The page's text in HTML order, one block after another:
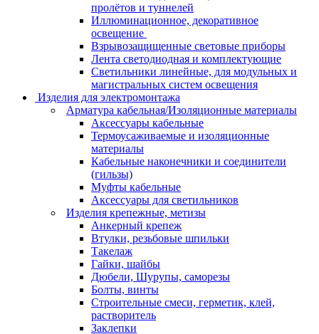
пролётов и туннелей
Иллюминационное, декоративное
освещение
Взрывозащищенные световые приборы
Лента светодиодная и комплектующие
Светильники линейные, для модульных и
магистральных систем освещения
Изделия для электромонтажа
Арматура кабельная/Изоляционные материалы
Аксессуары кабельные
Термоусаживаемые и изоляционные
материалы
Кабельные наконечники и соединители
(гильзы)
Муфты кабельные
Аксессуары для светильников
Изделия крепежные, метизы
Анкерный крепеж
Втулки, резьбовые шпильки
Такелаж
Гайки, шайбы
Дюбели, Шурупы, саморезы
Болты, винты
Строительные смеси, герметик, клей,
растворитель
Заклепки